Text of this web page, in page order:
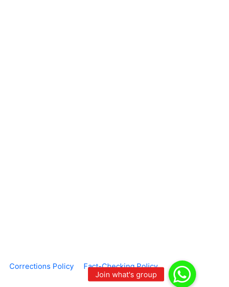
Corrections Policy
Fact-Checking Policy